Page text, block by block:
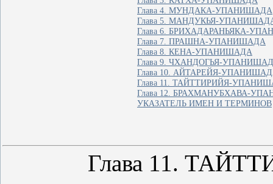
Глава 4. МУНДАКА-УПАНИШАДА
Глава 5. МАНДУКЬЯ-
Глава 6. БРИХАДАРАНЬЯКА-
Глава 7. ПРАШНА-УПАНИШАДА
Глава 8. КЕНА-УПАНИШАДА
Глава 9. ЧХАНДОГЬЯ-
Глава 10. АЙТАРЕЙЯ-
Глава 11. ТАЙТТИРИЙЯ-
Глава 12. БРАХМАНУБХАВА-
УКАЗАТЕЛЬ ИМЕН И ТЕРМИНОВ
Глава 11.